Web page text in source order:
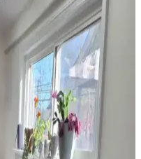
Duvar Rengine
Önleme
rengine sahip odalarda
tonlarda yapılmalı. Pinch
ve ton çakışmasını
ve Pencere